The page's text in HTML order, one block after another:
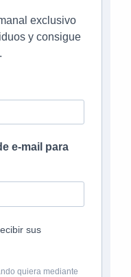
exclusivo
y consigue
e-mail para
sus
quiera mediante